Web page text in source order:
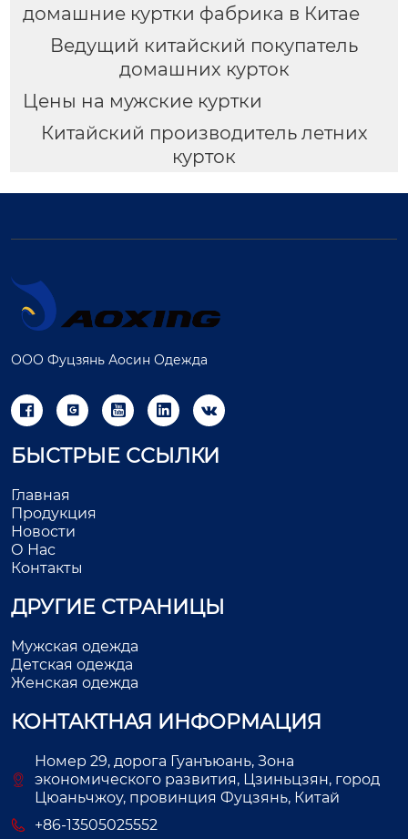
домашние куртки фабрика в Китае
Ведущий китайский покупатель
домашних курток
Цены на мужские куртки
Китайский производитель летних
курток
ООО Фуцзянь Аосин Одежда
    
БЫСТРЫЕ ССЫЛКИ
Главная
Продукция
Новости
О Нас
Контакты
ДРУГИЕ СТРАНИЦЫ
Мужская одежда
Детская одежда
Женская одежда
КОНТАКТНАЯ ИНФОРМАЦИЯ
Номер 29, дорога Гуанъюань, Зона
экономического развития, Цзиньцзян, город
Цюаньчжоу, провинция Фуцзянь, Китай
+86-13505025552